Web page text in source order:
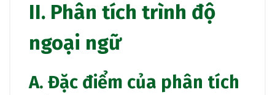
II. Phân tích trình độ
ngoại ngữ
A. Đặc điểm của phân tích